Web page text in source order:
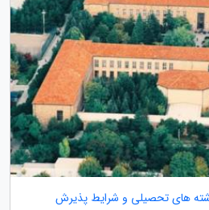
رشته های تحصیلی و شرایط پذیرش